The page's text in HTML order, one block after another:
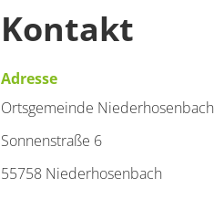
Kontakt
Adresse
Ortsgemeinde Niederhosenbach
Sonnenstraße 6
55758 Niederhosenbach